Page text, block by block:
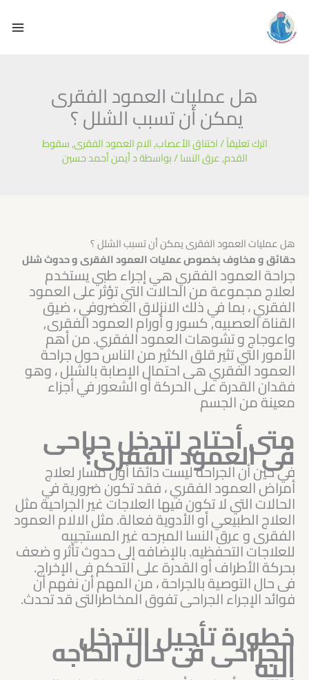
المحتوى
هل عمليات العمود الفقرى
يمكن أن تسبب الشلل ؟ ​
اترك تعليقاً/اختناق الأعصاب,الام العمود الفقرى,سقوط
القدم,عرق النسا/ بواسطةد أيمن أحمد حسين
هل عمليات العمود الفقرى يمكن أن تسبب الشلل ؟ ​
حقائق و مخاوف بخصوص عمليات العمود الفقرى و حدوث شلل
جراحة العمود الفقري هي إجراء طبي يستخدم
لعلاج مجموعة من الحالات التي تؤثر على العمود
الفقري ، بما في ذلك الانزلاق الغضروفي ، ضيق
القناة العصبيه, كسور و أورام العمود الفقرى,
واعوجاج و تشوهات العمود الفقري. من أهم
الأمور التي تثير قلق الكثير من الناس حول جراحة
العمود الفقري هى احتمال الإصابة بالشلل ، وهو
فقدان القدرة على الحركة أو الشعور في أجزاء
معينة من الجسم
متى أحتاج لتدخل جراحى
فى العمود الفقرى؟
في حين أن الجراحة ليست دائمًا أول مسار لعلاج
أمراض العمود الفقري ، فقد تكون ضرورية في
الحالات التي لا تكون فيها العلاجات غير الجراحية مثل
العلاج الطبيعي أو الأدوية فعالة. مثل الالام العمود
الفقرى و عرق النسا المبرحه غير المستجيبه
للعلاجات التحفظيه. بالإضافه إلى حدوث تأثر و ضعف
بحركة الأطراف أو القدرة على التحكم فى الإخراج.
فى حال التوصية بالجراحة ، من المهم أن نفهم أن
فوائد الإجراء الجراحى تفوق المخاطرالتى قد تحدث.
خطورة تأجيل التدخل
الجراحى فى حال الحاجه
إليه